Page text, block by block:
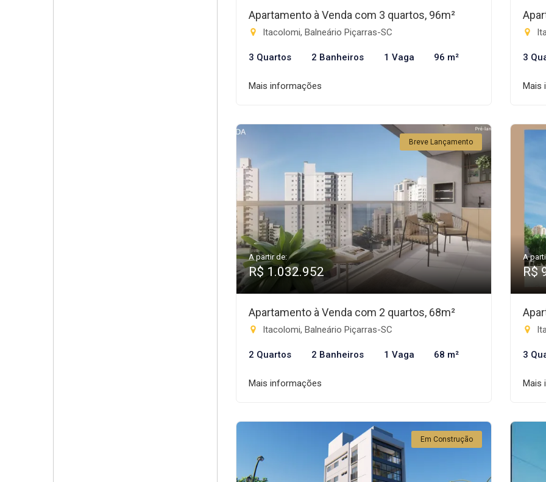
Apartamento à Venda com 3 quartos, 96m²
Itacolomi, Balneário Piçarras-SC
3 Quartos 2 Banheiros 1 Vaga 96 m²
Mais informações
3
Mais
Breve Lançamento
A partir de:
R$ 1.032.952
Apartamento à Venda com 2 quartos, 68m²
Itacolomi, Balneário Piçarras-SC
2 Quartos 2 Banheiros 1 Vaga 68 m²
Mais informações
A
R$
3
Mais
Em Construção